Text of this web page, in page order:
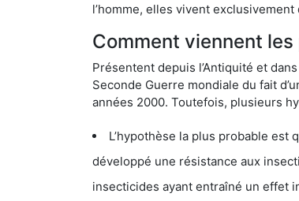
l’homme, elles vivent
Comment viennent
Présentent depuis l’Antiquité et
Seconde Guerre mondiale du fait
années 2000. Toutefois, plusieurs
L’hypothèse la plus probable est que
développé une résistance aux insecticides.
insecticides ayant entraîné un effet inverse